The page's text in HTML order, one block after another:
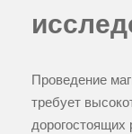
Проведение
требует
дорогостоящих